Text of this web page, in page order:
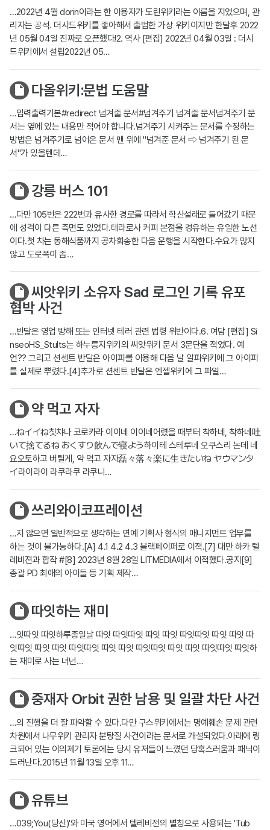
…2022년 4월 dorin이라는 한 이용자가 도린위키라는 이름을 지었으며, 관
리자는 공석. 더시드위키를 좋아해서 출범한 가상 위키이지만 한달후 2022
년 05월 04일 진짜로 오픈했다!2. 역사 [편집] 2022년 04월 03일 : 더시
드위키에서 설립2022년 05…
다올위키:문법 도움말
…입력출력기본#redirect 넘겨줄 문서#넘겨주기 넘겨줄 문서넘겨주기 문
서는 옆에 있는 내용만 적어야 합니다.넘겨주기 시켜주는 문서를 수정하는
방법은 넘겨주기로 넘어온 문서 맨 위에 "넘겨준 문서 ⇨ 넘겨주기 된 문
서"가 있을텐데…
강릉 버스 101
…다만 105번은 222번과 유사한 경로를 따라서 학산설래로 들어갔기 때문
에 성격이 다른 측면도 있었다.테라로사 커피 본점을 경유하는 유일한 노선
이다.첫 차는 동해식품까지 공차회송한 다음 운행을 시작한다.수요가 많지
않고 도로폭이 좁…
씨앗위키 소유자 Sad 로그인 기록 유포
협박 사건
…반달은 영업 방해 또는 인터넷 테러 관련 법령 위반이다.6. 여담 [편집] Si
nseoHS_Stults는 하누릉지위키의 씨앗위키 문서 3문단을 적었다. 예
언?? 그리고 션센트 반달은 아이피를 이용해 다음 날 알파위키에 그 아이피
를 실제로 뿌렸다.[4]추가로 션센트 반달은 엔젤위키에 그 파일…
약 먹고 자자
…ねイイね칫챠나 코로카라 이이네 이이네어렸을 때부터 착하네, 착하네吐
いて捨てるね おくすり飲んで寝よう하이테 스테루네 오쿠스리 논데 네
요오토하고 버릴게, 약 먹고 자자磊々落々楽に生きたいね ヤウマンタ
イ라이라이 라쿠라쿠 라쿠니…
쓰리와이코프레이션
…지 않으면 일반적으로 생각하는 연예 기획사 형식의 매니지먼트 업무를
하는 것이 불가능하다.[A] 4.1 4.2 4.3 블랙페이퍼로 이적.[7] 대만 하카 텔
레비젼과 합작 #[8] 2023년 8월 28일 LITMEDIA에서 이적했다.공지[9]
총괄 PD 최애의 아이들 등 기획 제작…
따잇하는 재미
…잇따잇 따잇하루종일날 따잇 따잇따잇 따잇 따잇 따잇따잇 따잇 따잇 따
잇따잇 따잇 따잇 따잇따잇 따잇 따잇 따잇따잇 따잇 따잇 따잇따잇 따잇하
는 재미로 사는 너넌…
중재자 Orbit 권한 남용 및 일괄 차단 사건
…의 진행을 더 잘 파악할 수 있다.다만 구스위키에서는 명예훼손 문제 관련
차원에서 나무위키 관리자 분탕질 사건이라는 문서로 개설되었다.아래에 링
크되어 있는 이의제기 토론에는 당시 유저들이 느꼈던 당혹스러움과 패닉이
드러난다.2015년 11월 13일 오후 11…
유튜브
…039;You(당신)'와 미국 영어에서 텔레비전의 별칭으로 사용되는 'Tub